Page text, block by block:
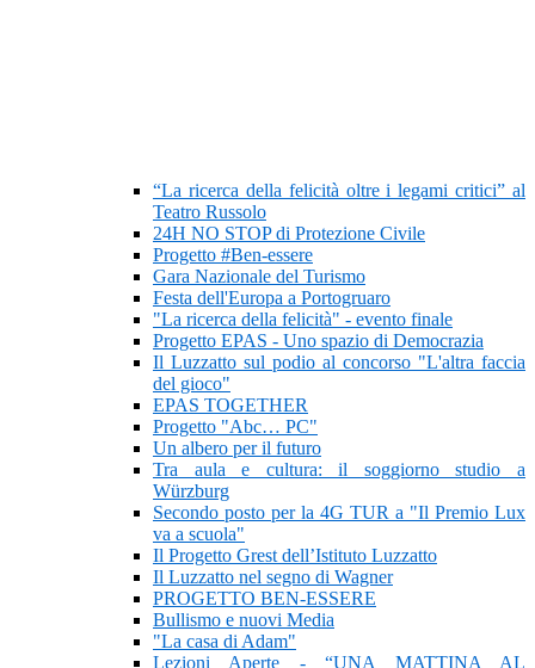
“La ricerca della felicità oltre i legami critici” al
Teatro Russolo
24H NO STOP di Protezione Civile
Progetto #Ben-essere
Gara Nazionale del Turismo
Festa dell'Europa a Portogruaro
"La ricerca della felicità" - evento finale
Progetto EPAS - Uno spazio di Democrazia
Il Luzzatto sul podio al concorso "L'altra faccia
del gioco"
EPAS TOGETHER
Progetto "Abc… PC"
Un albero per il futuro
Tra aula e cultura: il soggiorno studio a
Würzburg
Secondo posto per la 4G TUR a "Il Premio Lux
va a scuola"
Il Progetto Grest dell’Istituto Luzzatto
Il Luzzatto nel segno di Wagner
PROGETTO BEN-ESSERE
Bullismo e nuovi Media
"La casa di Adam"
Lezioni Aperte - “UNA MATTINA AL